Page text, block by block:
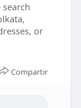
or
Compartir